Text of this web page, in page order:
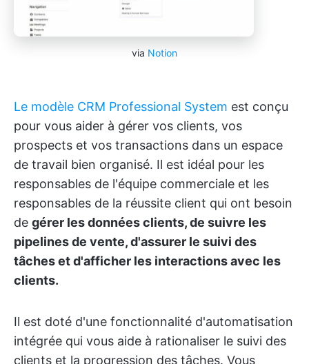
via Notion
Le modèle CRM Professional System est conçu
pour vous aider à gérer vos clients, vos
prospects et vos transactions dans un espace
de travail bien organisé. Il est idéal pour les
responsables de l'équipe commerciale et les
responsables de la réussite client qui ont besoin
de gérer les données clients, de suivre les
pipelines de vente, d'assurer le suivi des
tâches et d'afficher les interactions avec les
clients.
Il est doté d'une fonctionnalité d'automatisation
intégrée qui vous aide à rationaliser le suivi des
clients et la progression des tâches. Vous